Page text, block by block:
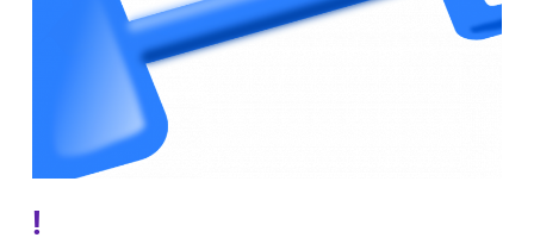
!